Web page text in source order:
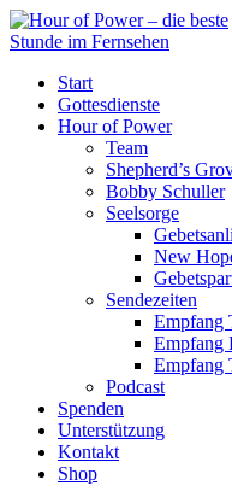
Start
Gottesdienste
Hour of Power
Team
Shepherd’s
Bobby Schuller
Seelsorge
New
Sendezeiten
Empfang
Empfang
Empfang
Podcast
Spenden
Unterstützung
Kontakt
Shop